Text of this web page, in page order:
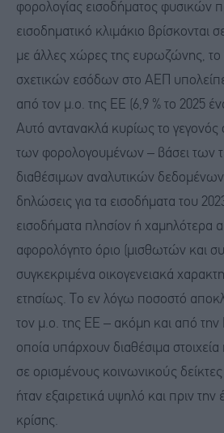
φορολογίας εισοδήματος
εισοδηματικό κλιμάκιο βρίσκονται
με άλλες χώρες της ευρωζώνης,
σχετικών εσόδων στο ΑΕΠ
από τον μ.ο. της ΕΕ (6,9 % το 2025
Αυτό αντανακλά κυρίως το γεγονός
των φορολογουμένων – βάσει των
διαθέσιμων αναλυτικών δεδομένων
δηλώσεις για τα εισοδήματα του
εισοδήματα πλησίον ή χαμηλότερα
αφορολόγητο όριο (μισθωτών και
συγκεκριμένα οικογενειακά
ετησίως. Το εν λόγω ποσοστό
τον μ.ο. της ΕΕ – ακόμη και από την
οποία υπάρχουν διαθέσιμα στοιχεία
σε ορισμένους κοινωνικούς
ήταν εξαιρετικά υψηλό και πριν την
κρίσης.